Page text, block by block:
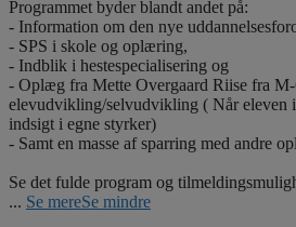
Programmet byder blandt andet på:
- Information om den nye
- SPS i skole og oplæring,
- Indblik i hestespecialisering og
- Oplæg fra Mette Overgaard Riise fra
elevudvikling/selvudvikling ( Når eleven
indsigt i egne styrker)
- Samt en masse af sparring med andre
Se det fulde program og
... Se mereSe mindre